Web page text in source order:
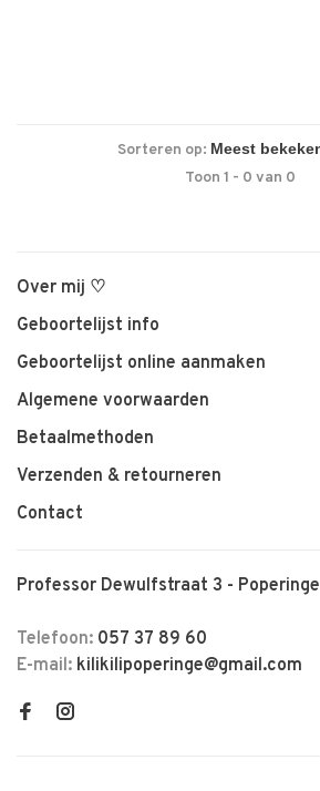
Sorteren op:
Toon 1 - 0 van 0
Over mij ♡
Geboortelijst info
Geboortelijst online aanmaken
Algemene voorwaarden
Betaalmethoden
Verzenden & retourneren
Contact
Professor Dewulfstraat 3 - Poperinge
Telefoon: 057 37 89 60
E-mail: kilikilipoperinge@gmail.com